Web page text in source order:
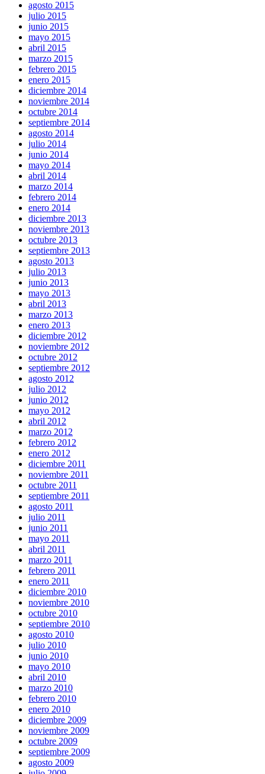
agosto 2015
julio 2015
junio 2015
mayo 2015
abril 2015
marzo 2015
febrero 2015
enero 2015
diciembre 2014
noviembre 2014
octubre 2014
septiembre 2014
agosto 2014
julio 2014
junio 2014
mayo 2014
abril 2014
marzo 2014
febrero 2014
enero 2014
diciembre 2013
noviembre 2013
octubre 2013
septiembre 2013
agosto 2013
julio 2013
junio 2013
mayo 2013
abril 2013
marzo 2013
enero 2013
diciembre 2012
noviembre 2012
octubre 2012
septiembre 2012
agosto 2012
julio 2012
junio 2012
mayo 2012
abril 2012
marzo 2012
febrero 2012
enero 2012
diciembre 2011
noviembre 2011
octubre 2011
septiembre 2011
agosto 2011
julio 2011
junio 2011
mayo 2011
abril 2011
marzo 2011
febrero 2011
enero 2011
diciembre 2010
noviembre 2010
octubre 2010
septiembre 2010
agosto 2010
julio 2010
junio 2010
mayo 2010
abril 2010
marzo 2010
febrero 2010
enero 2010
diciembre 2009
noviembre 2009
octubre 2009
septiembre 2009
agosto 2009